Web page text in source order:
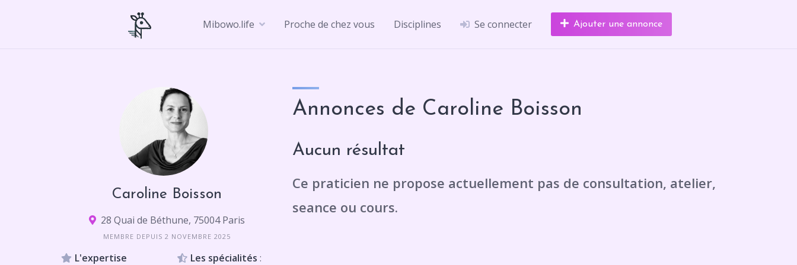
Mibowo.life Proche de chez vous Disciplines Se connecter Ajouter une annonce
Caroline Boisson
28 Quai de Béthune, 75004 Paris
MEMBRE DEPUIS 2 NOVEMBRE 2025
L'expertise Les spécialités :
Annonces de Caroline Boisson
Aucun résultat